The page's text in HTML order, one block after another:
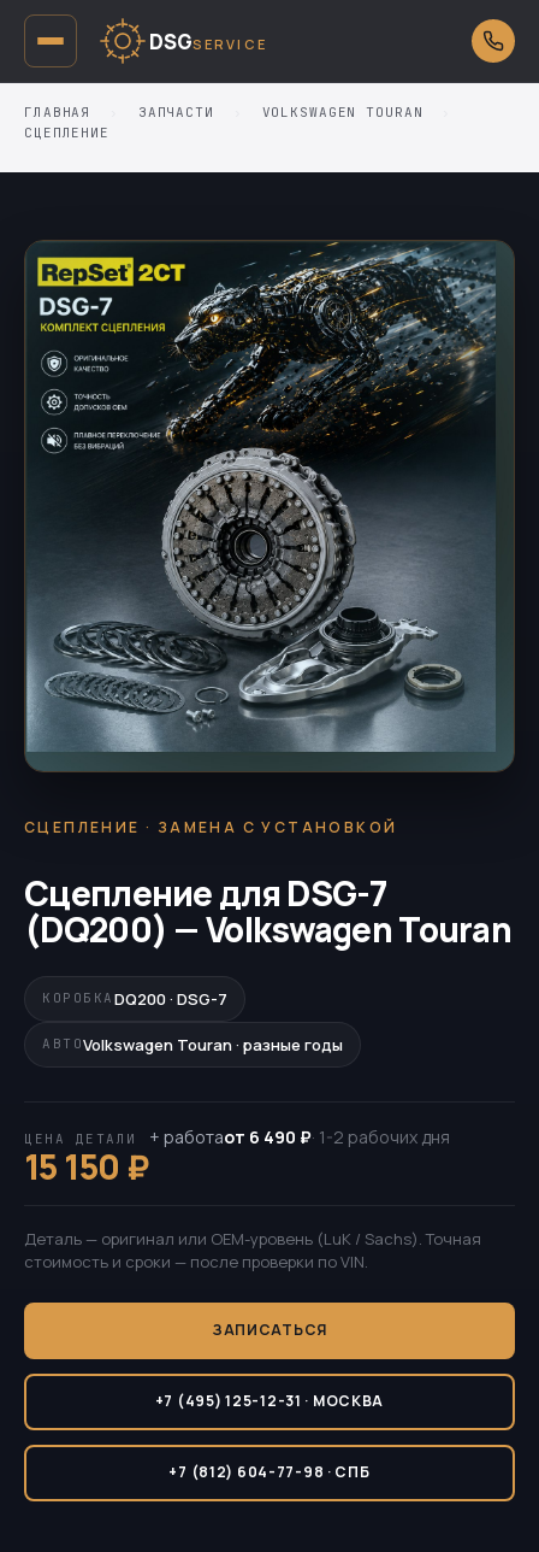
DSGSERVICE
ГЛАВНАЯ ЗАПЧАСТИ VOLKSWAGEN TOURAN
СЦЕПЛЕНИЕ
СЦЕПЛЕНИЕ · ЗАМЕНА С УСТАНОВКОЙ
Сцепление для DSG-7
(DQ200) — Volkswagen Touran
КОРОБКА DQ200 · DSG-7
АВТОVolkswagen Touran · разные годы
ЦЕНА ДЕТАЛИ
15 150 ₽
+ работаот 6 490 ₽· 1-2 рабочих дня
Деталь — оригинал или OEM-уровень (LuK / Sachs). Точная
стоимость и сроки — после проверки по VIN.
ЗАПИСАТЬСЯ
+7 (495) 125-12-31 · МОСКВА
+7 (812) 604-77-98 · СПБ